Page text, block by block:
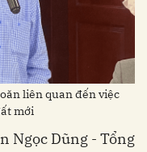
liên quan đến việc
mới
Ngọc Dũng - Tổng